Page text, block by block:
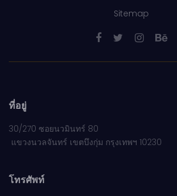
Sitemap
ที่อยู่
30/270 ซอยนวมินทร์ 80
แขวงนวลจันทร์ เขตบึงกุ่ม กรุงเทพฯ 10230
โทรศัพท์